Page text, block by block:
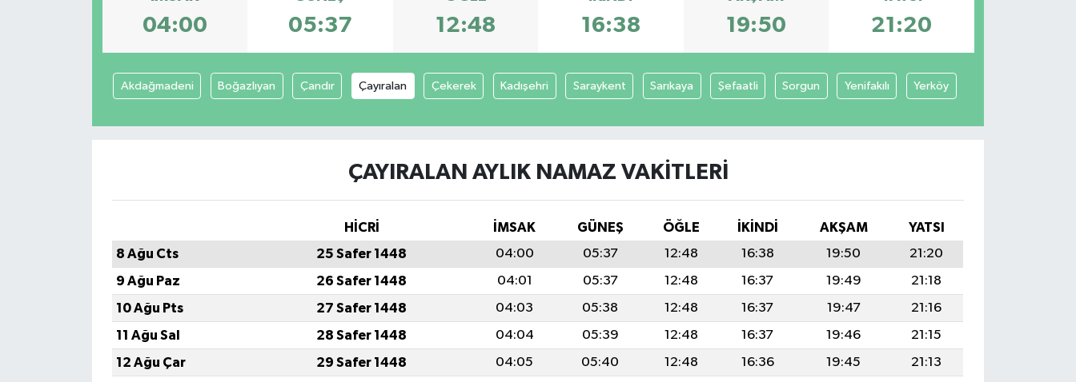
04:00 05:37 12:48 16:38 19:50 21:20
Akdağmadeni Boğazlıyan Çandır Çayıralan Çekerek Kadışehri Saraykent Sarıkaya Şefaatli Sorgun Yenifakılı Yerköy
ÇAYIRALAN AYLIK NAMAZ VAKITLERI
HİCRİ İMSAK GÜNEŞ ÖĞLE İKINDI AKŞAM
YATSI
8 Ağu Cts
25 Safer 1448 04:00 05:37 12:48 16:38 19:50
21:20
9 Ağu Paz
26 Safer 1448 04:01 05:37 12:48 16:37 19:49
21:18
10 Ağu Pts
27 Safer 1448 04:03 05:38 12:48 16:37 19:47
21:16
11 Ağu Sal
28 Safer 1448 04:04 05:39 12:48 16:37 19:46
21:15
12 Ağu Çar
29 Safer 1448 04:05 05:40 12:48 16:36 19:45
21:13
YAYLADERE